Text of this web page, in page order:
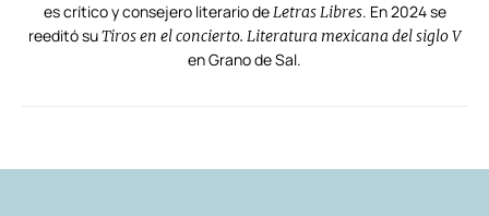
es crítico y consejero literario deLetras Libres. En 2024 se
reeditó suTiros en el concierto. Literatura mexicana del siglo V
en Grano de Sal.